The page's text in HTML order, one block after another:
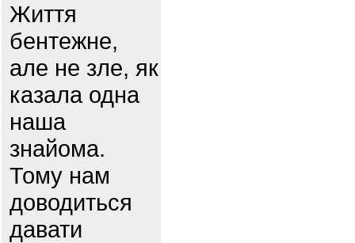
Життя
бентежне,
але не зле, як
казала одна
наша
знайома.
Тому нам
доводиться
давати